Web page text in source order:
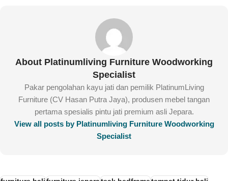
About Platinumliving Furniture Woodworking
Specialist
Pakar pengolahan kayu jati dan pemilik PlatinumLiving
Furniture (CV Hasan Putra Jaya), produsen mebel tangan
pertama spesialis pintu jati premium asli Jepara.
View all posts by Platinumliving Furniture Woodworking
Specialist